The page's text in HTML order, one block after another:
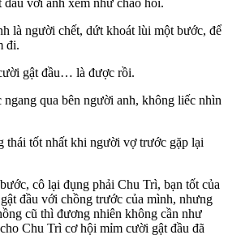
là người chết, dứt khoát lùi một bước, để
đi.
gật đầu… là được rồi.
qua bên người anh, không liếc nhìn
thái tốt nhất khi người vợ trước gặp lại
cô lại đụng phải Chu Trì, bạn tốt của
đầu với chồng trước của mình, nhưng
cũ thì đương nhiên không cần như
Chu Trì cơ hội mỉm cười gật đầu đã